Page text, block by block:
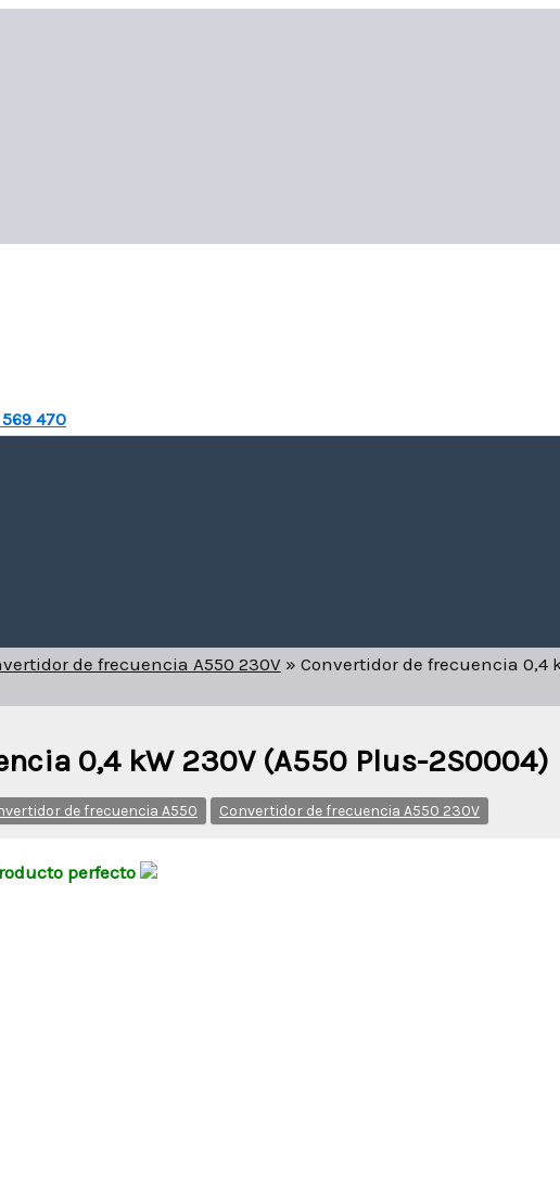
569 470
de frecuencia A550 230V » Convertidor de frecuencia 0,4
0,4 kW 230V (A550 Plus-2S0004)
de frecuencia A550 Convertidor de frecuencia A550 230V
perfecto